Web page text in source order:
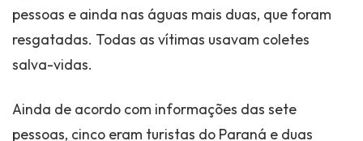
pessoas e ainda nas águas mais duas, que foram
resgatadas. Todas as vítimas usavam coletes
salva-vidas.
Ainda de acordo com informações das sete
pessoas, cinco eram turistas do Paraná e duas